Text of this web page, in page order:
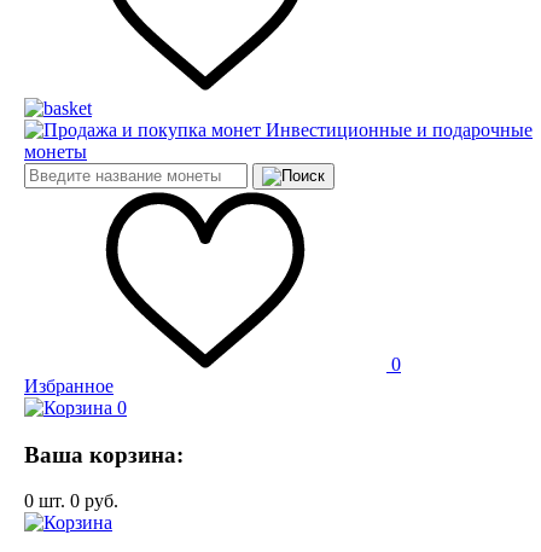
Инвестиционные и подарочные
монеты
0
Избранное
0
Ваша корзина:
0 шт. 0 руб.